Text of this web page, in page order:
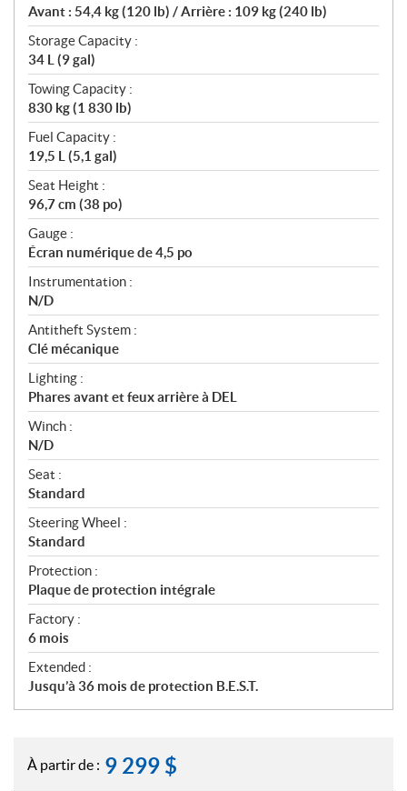
Avant : 54,4 kg (120 lb) / Arrière : 109 kg (240 lb)
Storage Capacity :
34 L (9 gal)
Towing Capacity :
830 kg (1 830 lb)
Fuel Capacity :
19,5 L (5,1 gal)
Seat Height :
96,7 cm (38 po)
Gauge :
Écran numérique de 4,5 po
Instrumentation :
N/D
Antitheft System :
Clé mécanique
Lighting :
Phares avant et feux arrière à DEL
Winch :
N/D
Seat :
Standard
Steering Wheel :
Standard
Protection :
Plaque de protection intégrale
Factory :
6 mois
Extended :
Jusqu’à 36 mois de protection B.E.S.T.
À partir de : 9 299 $